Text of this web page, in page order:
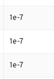
1e-7
1e-7
1e-7